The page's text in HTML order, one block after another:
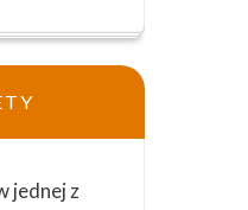
jednej z